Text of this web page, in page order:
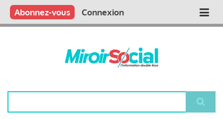
Aller
contenu
Main
Qui sommes nous ?
Vous publiez
Nous publions
Contactez-nous
Abonnez-vous Connexion